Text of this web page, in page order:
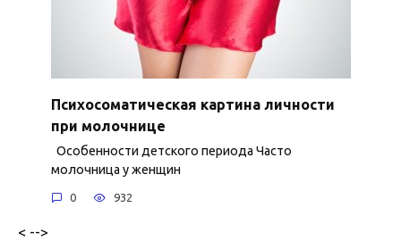
Психосоматическая картина личности
при молочнице
Особенности детского периода Часто
молочница у женщин
0 932
< -->